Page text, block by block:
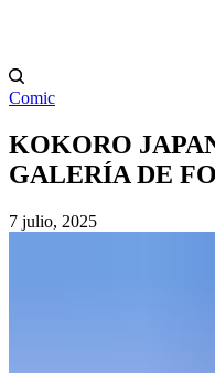
Comic
KOKORO
GALERÍA DE
7 julio, 2025